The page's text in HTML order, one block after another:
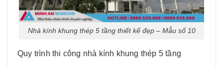
Nhà kính khung thép 5 tầng thiết kế đẹp – Mẫu số 10
Quy trình thi công nhà kính khung thép 5 tầng